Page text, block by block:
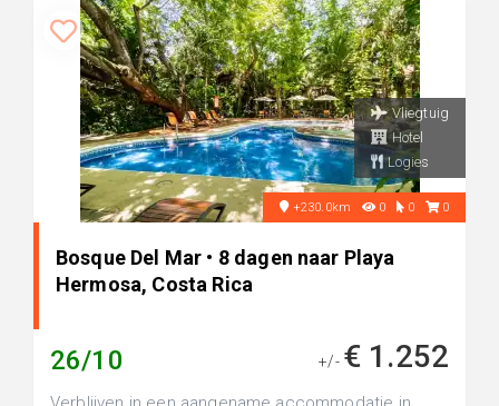
Vliegtuig
Hotel
Logies
+230.0km 0 0 0
Bosque Del Mar • 8 dagen naar Playa
Hermosa, Costa Rica
26/10 +/- € 1.252